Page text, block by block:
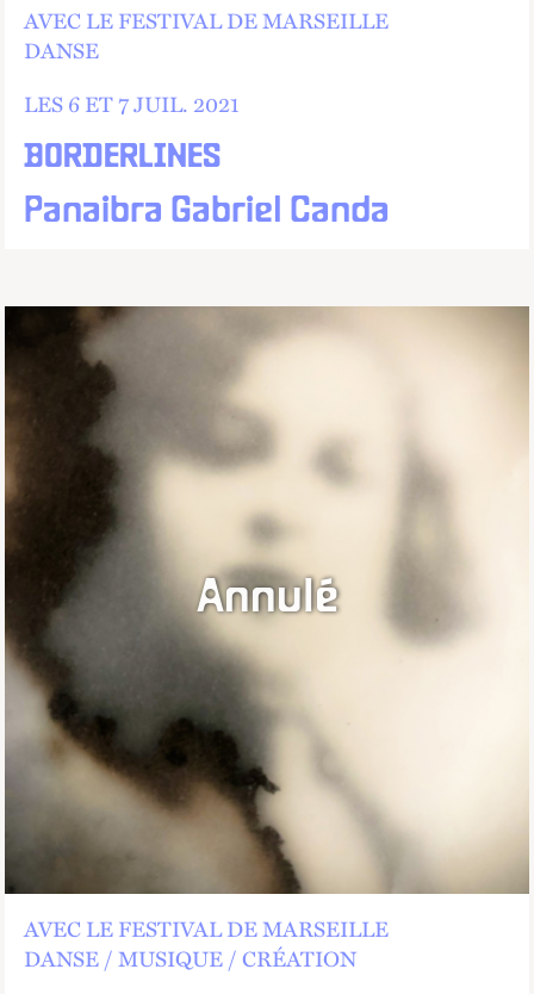
BORDERLINES
Panaibra Gabriel Canda
AVEC LE FESTIVAL DE MARSEILLE
DANSE
LES 6 ET7JUIL. 2021
AVEC LE FESTIVAL DE MARSEILLE
DANSE MUSIQUE CRÉATION
Annulé